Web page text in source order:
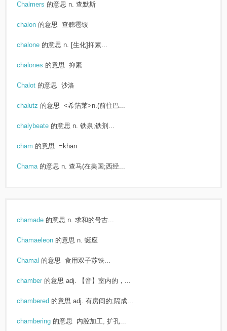
Chalmers 的意思 n. 查默斯
chalon 的意思 查聽雹馁
chalone 的意思 n. [生化]抑素...
chalones 的意思 抑素
Chalot 的意思 沙洛
chalutz 的意思 <希箔莱>n.(前往巴...
chalybeate 的意思 n. 铁泉;铁剂...
cham 的意思 =khan
Chama 的意思 n. 查马(在美国;西经...
chamade 的意思 n. 求和的号古...
Chamaeleon 的意思 n. 蜒座
Chamal 的意思 食用双子苏铁...
chamber 的意思 adj. 【音】室内的，...
chambered 的意思 adj. 有房间的;隔成...
chambering 的意思 内腔加工, 扩孔...